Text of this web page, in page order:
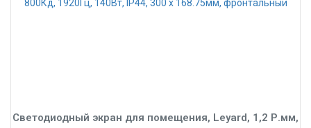
Светодиодный экран для помещения, Leyard, 1,2 Р.мм,